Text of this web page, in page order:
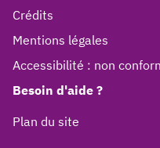
Crédits
Mentions légales
Accessibilité : non
Besoin d'aide ?
Plan du site